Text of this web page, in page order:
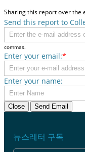
Sharing this report over the
Send this report to
commas.
Enter your email:*
Enter your name:
Close Send Email
뉴스레터 구독